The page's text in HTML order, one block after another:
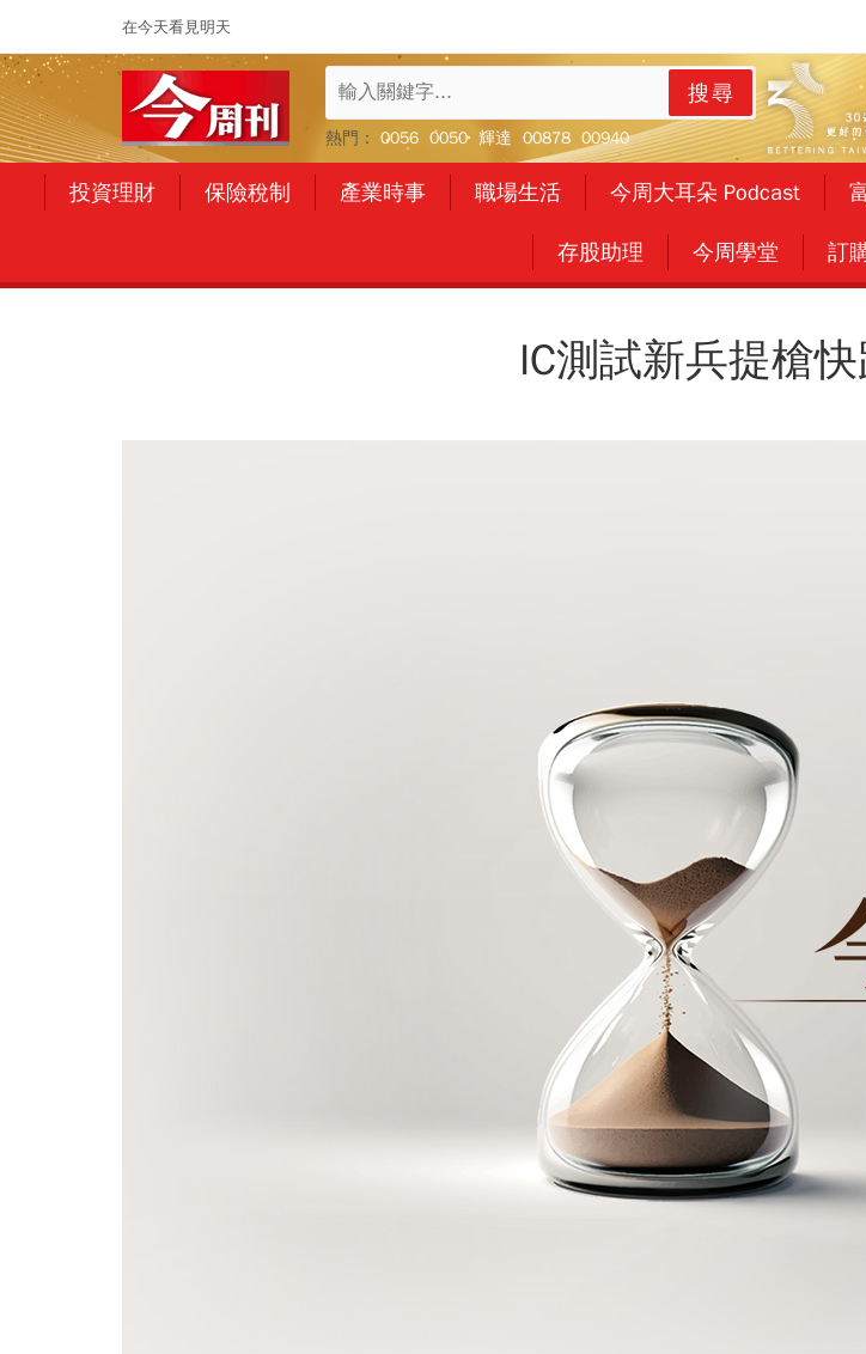
在今天看見明天
搜尋
熱門： 0056 0050 輝達 00878 00940
投資理財 保險稅制 產業時事 職場生活 今周大耳朵 Podcast
存股助理 今周學堂 訂
IC測試新兵提槍